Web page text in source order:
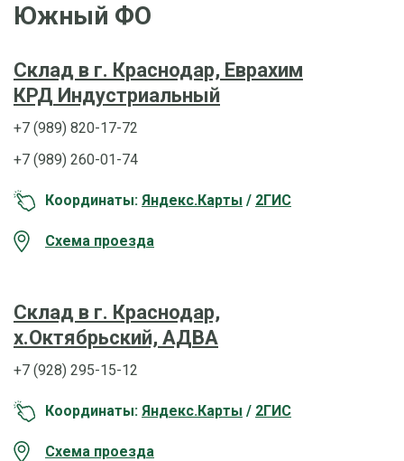
Южный ФО
Склад в г. Краснодар, Еврахим
КРД Индустриальный
+7 (989) 820-17-72
+7 (989) 260-01-74
Координаты: Яндекс.Карты / 2ГИС
Схема проезда
Склад в г. Краснодар,
х.Октябрьский, АДВА
+7 (928) 295-15-12
Координаты: Яндекс.Карты / 2ГИС
Схема проезда